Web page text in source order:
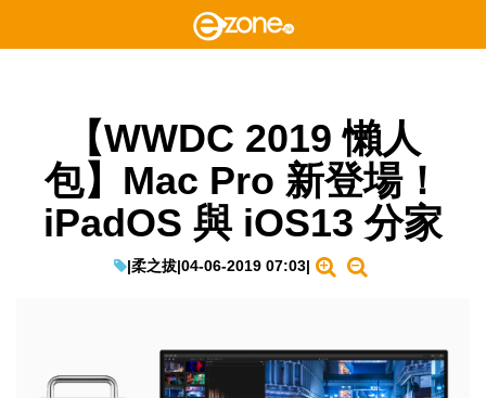
【WWDC 2019 懶人
包】Mac Pro 新登場！
iPadOS 與 iOS13 分家
|柔之拔|04-06-2019 07:03|